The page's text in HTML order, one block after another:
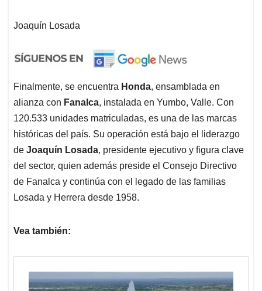
Joaquín Losada
Finalmente, se encuentra Honda, ensamblada en
alianza con Fanalca, instalada en Yumbo, Valle. Con
120.533 unidades matriculadas, es una de las marcas
históricas del país. Su operación está bajo el liderazgo
de Joaquín Losada, presidente ejecutivo y figura clave
del sector, quien además preside el Consejo Directivo
de Fanalca y continúa con el legado de las familias
Losada y Herrera desde 1958.
Vea también: